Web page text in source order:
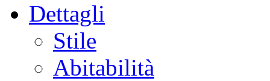
Dettagli
Stile
Abitabilità